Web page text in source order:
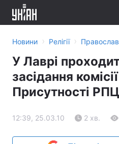
Новини › Релігії ›
У Лаврі
засідання
Присутності РПЦ
12:39, 25.03.10 2 хв.